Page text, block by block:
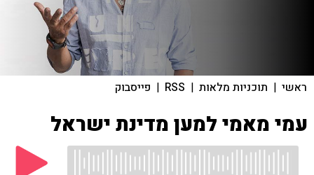
ראשי | תוכניות מלאות |
RSS
| פייסבוק
עמי מאמי למען מדינת ישראל